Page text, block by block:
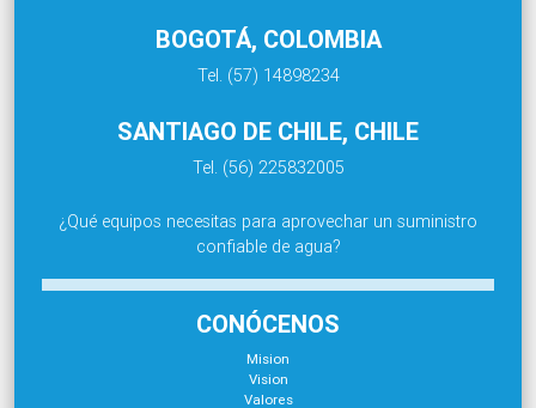
BOGOTÁ, COLOMBIA
Tel. (57) 14898234
SANTIAGO DE CHILE, CHILE
Tel. (56) 225832005
¿Qué equipos necesitas para aprovechar un suministro
confiable de agua?
CONÓCENOS
Mision
Vision
Valores